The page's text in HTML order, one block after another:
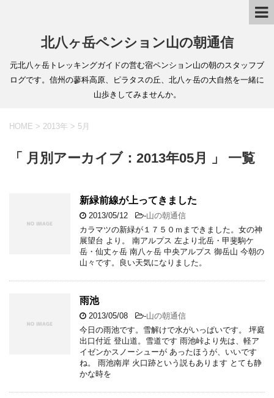
北八ヶ岳ペンション山の朝通信
元北八ヶ岳トレッキングガイドの営む宿ペンション山の朝のスタッフブ
ログです。信州の蓼科高原、ピラタスの丘、北八ヶ岳の大自然を一緒に
山歩きしてみませんか。
HOME > 2013年 > 5月
「 月別アーカイブ：2013年05月 」 一覧
新緑前線が上ってきました
2013/05/12 -山の朝通信
カラマツの新緑が１７５０ｍまできました。女の神
展望台 より。 南アルプス 左より北岳・甲斐駒ケ
岳・仙丈ヶ岳 南八ヶ岳 中央アルプス 御岳山 今朝の
山々です。良い天気になりました。
雨池
2013/05/08 -山の朝通信
今日の雨池です。雪解けで水がいっぱいです。 坪庭
出口付近 登山道。雪道です 雨池峠より先は、軽ア
イゼンかスノーシューが あったほうが、いいです
ね。 雨池南岸 火口跡という説もあります とても静
かな時を